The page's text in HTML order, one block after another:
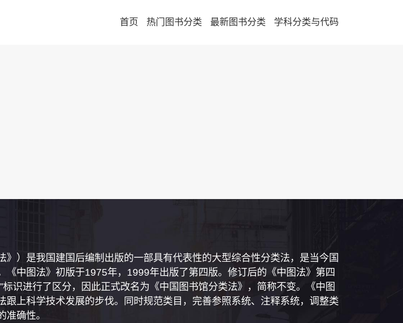
首页 热门图书分类 最新图书分类 学科分类与代码
》）是我国建国后编制出版的一部具有代表性的大型综合性分类法，是当今国
中图法》初版于1975年，1999年出版了第四版。修订后的《中图法》第四
识进行了区分，因此正式改名为《中国图书馆分类法》，简称不变。《中图
上科学技术发展的步伐。同时规范类目，完善参照系统、注释系统，调整类
确性。